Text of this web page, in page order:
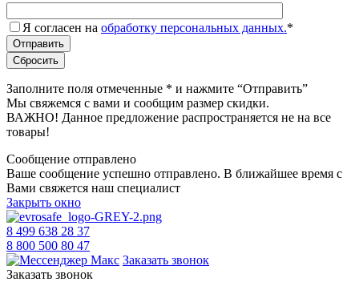
Я согласен на обработку персональных данных.*
Заполните поля отмеченные * и нажмите “Отправить”
Мы свяжемся с вами и сообщим размер скидки.
ВАЖНО! Данное предложение распространяется не на все
товары!
Сообщение отправлено
Ваше сообщение успешно отправлено. В ближайшее время с
Вами свяжется наш специалист
Закрыть окно
8 499 638 28 37
8 800 500 80 47
Заказать звонок
Заказать звонок